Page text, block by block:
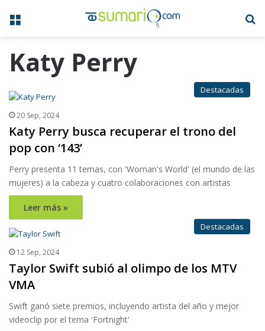
Menú
Katy Perry
Destacadas
20 Sep, 2024
Katy Perry busca recuperar el trono del
pop con ‘143’
Perry presenta 11 temas, con 'Woman's World' (el mundo de las
mujeres) a la cabeza y cuatro colaboraciones con artistas
Leer más »
Destacadas
12 Sep, 2024
Taylor Swift subió al olimpo de los MTV
VMA
Swift ganó siete premios, incluyendo artista del año y mejor
videoclip por el tema 'Fortnight'